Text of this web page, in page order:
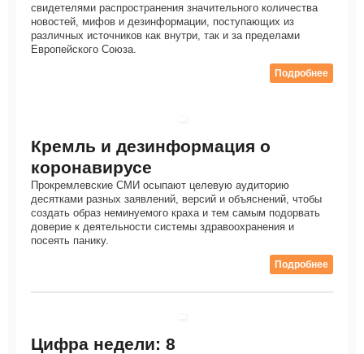
свидетелями распространения значительного количества
новостей, мифов и дезинформации, поступающих из
различных источников как внутри, так и за пределами
Европейского Союза.
Подробнее
Кремль и дезинформация о
коронавирусе
Прокремлевские СМИ осыпают целевую аудиторию
десятками разных заявлений, версий и объяснений, чтобы
создать образ неминуемого краха и тем самым подорвать
доверие к деятельности системы здравоохранения и
посеять панику.
Подробнее
Цифра недели: 8